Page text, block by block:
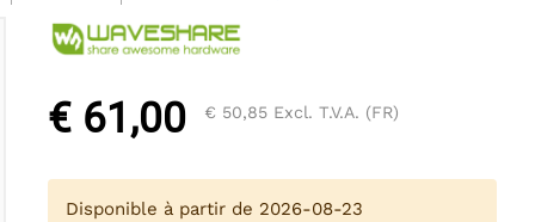
€ 61,00 € 50,85 Excl. T.V.A. (FR)
Disponible à partir de 2026-08-23